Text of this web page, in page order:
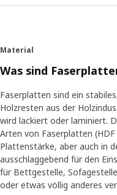
Material
Was sind
Faserplatten sind ein
Holzresten aus der
wird lackiert oder laminiert.
Arten von Faserplatten
Plattenstärke, aber auch in
ausschlaggebend für den
für Bettgestelle,
oder etwas völlig anderes